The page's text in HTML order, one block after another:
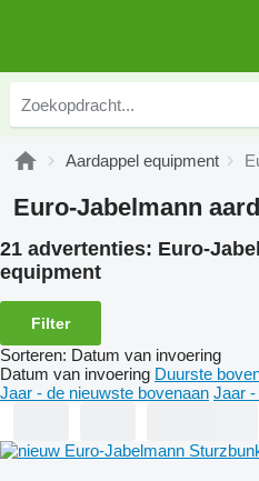
Aardappel equipment
Euro-Jabelmann
21 advertenties: Euro-
equipment
Filter
Sorteren: Datum van invoering
Datum van invoering Duurste
Jaar - de nieuwste bovenaan Jaar -